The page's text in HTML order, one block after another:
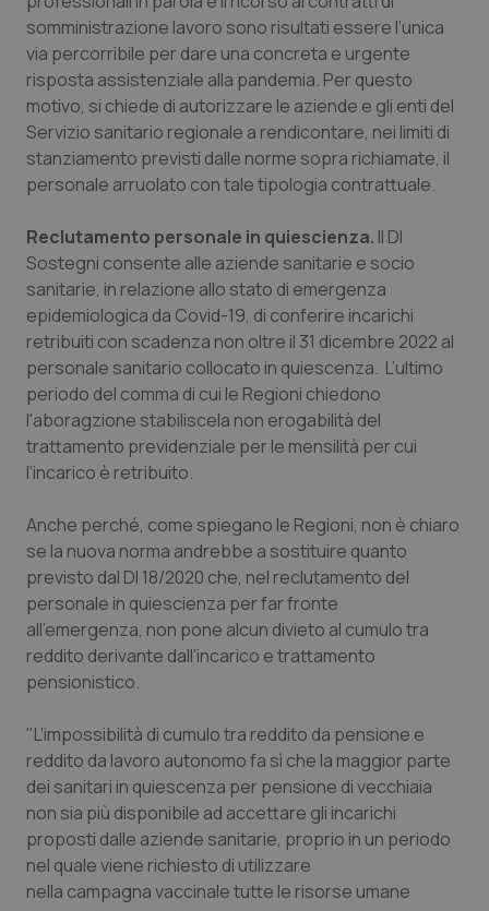
somministrazione lavoro sono risultati essere l’unica
via percorribile per dare una concreta e urgente
risposta assistenziale alla pandemia. Per questo
motivo, si chiede di autorizzare le aziende e gli enti del
Servizio sanitario regionale a rendicontare, nei limiti di
stanziamento previsti dalle norme sopra richiamate, il
personale arruolato con tale tipologia contrattuale.
Reclutamento personale in quiescienza. Il Dl
Sostegni consente alle aziende sanitarie e socio
sanitarie, in relazione allo stato di emergenza
epidemiologica da Covid-19, di conferire incarichi
retribuiti con scadenza non oltre il 31 dicembre 2022 al
personale sanitario collocato in quiescenza. L’ultimo
periodo del comma di cui le Regioni chiedono
l'aboragzione stabiliscela non erogabilità del
trattamento previdenziale per le mensilità per cui
l’incarico è retribuito.
Anche perché, come spiegano le Regioni, non è chiaro
se la nuova norma andrebbe a sostituire quanto
previsto dal Dl 18/2020 che, nel reclutamento del
personale in quiescienza per far fronte
all'emergenza, non pone alcun divieto al cumulo tra
reddito derivante dall’incarico e trattamento
pensionistico.
"L’impossibilità di cumulo tra reddito da pensione e
reddito da lavoro autonomo fa sì che la maggior parte
dei sanitari in quiescenza per pensione di vecchiaia
non sia più disponibile ad accettare gli incarichi
proposti dalle aziende sanitarie, proprio in un periodo
nel quale viene richiesto di utilizzare
nella campagna vaccinale tutte le risorse umane